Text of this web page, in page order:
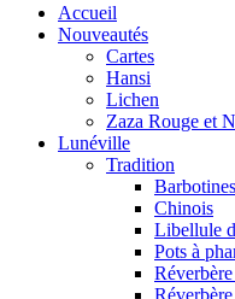
Accueil
Nouveautés
Cartes
Hansi
Lichen
Zaza Rouge et
Lunéville
Tradition
Barbotines
Chinois
Libellule
Pots à